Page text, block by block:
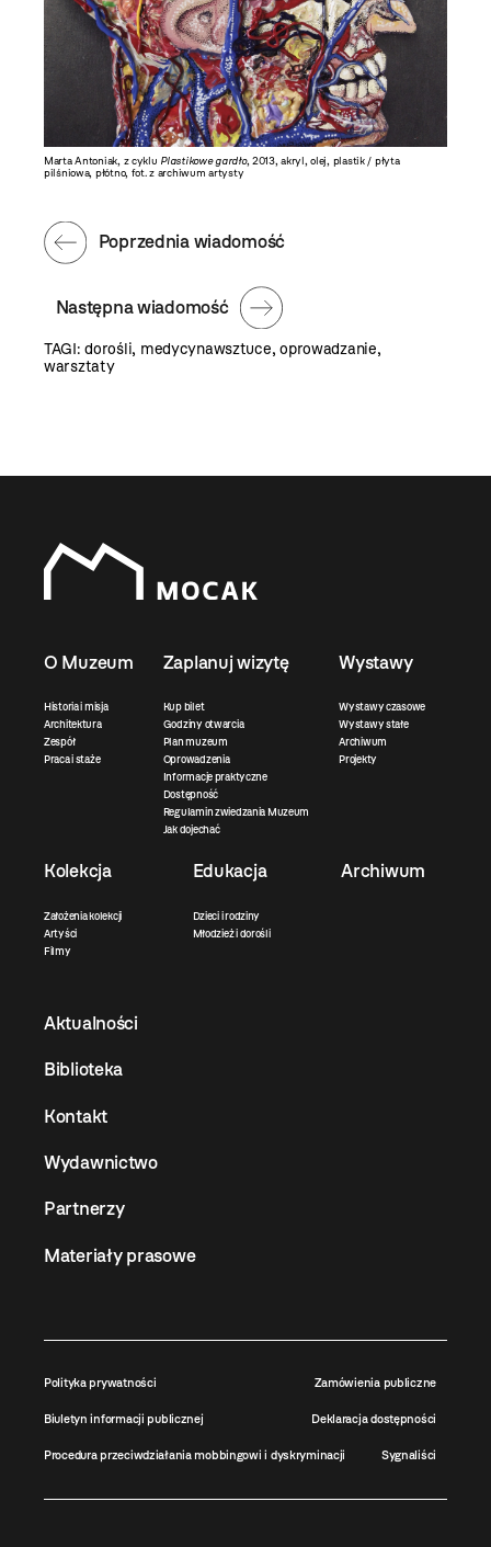
Marta Antoniak, z cyklu Plastikowe gardło, 2013, akryl, olej, plastik / płyta
pilśniowa, płótno, fot. z archiwum artysty
Następna wiadomość
Poprzednia wiadomość
TAGI:dorośli, medycynawsztuce,oprowadzanie,
warsztaty
O Muzeum
Historia i misja
Architektura
Zespół
Praca i staże
Zaplanuj wizytę
Kup bilet
Godziny otwarcia
Plan muzeum
Oprowadzenia
Informacje praktyczne
Dostępność
Regulamin zwiedzania Muzeum
Jak dojechać
Wystawy
Wystawy czasowe
Wystawy stałe
Archiwum
Projekty
Kolekcja
Założenia kolekcji
Artyści
Filmy
Edukacja
Dzieci i rodziny
Młodzież i dorośli
Archiwum
Aktualności
Biblioteka
Kontakt
Wydawnictwo
Partnerzy
Materiały prasowe
Polityka prywatności Zamówienia publiczne
Biuletyn informacji publicznej Deklaracja dostępności
Procedura przeciwdziałania mobbingowi i dyskryminacji Sygnaliści